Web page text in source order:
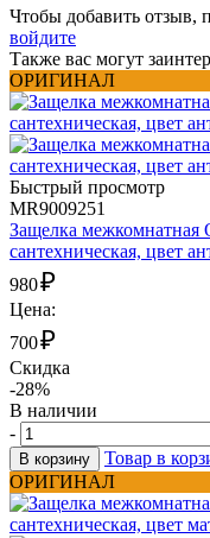
Чтобы добавить отзыв,
войдите
Также вас могут
ОРИГИНАЛ
Быстрый просмотр
MR9009251
Защелка межкомнатная
сантехническая, цвет
980₽
Цена:
700₽
Скидка
-28%
В наличии
-
В корзину
Товар в
ОРИГИНАЛ